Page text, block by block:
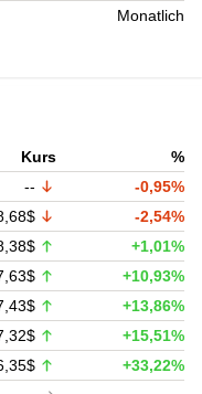
Monatlich
Kurs
%
--
-0,95%
-2,54%
+1,01%
+10,93%
+13,86%
+15,51%
+33,22%